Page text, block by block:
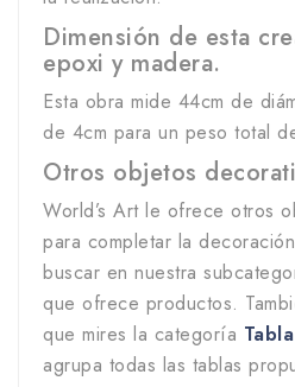
Dimensión de esta
epoxi y madera.
Esta obra mide 44cm de
de 4cm para un peso total
Otros objetos
World’s Art le ofrece otros
para completar la
buscar en nuestra
que ofrece productos.
que mires la categoría
agrupa todas las tablas